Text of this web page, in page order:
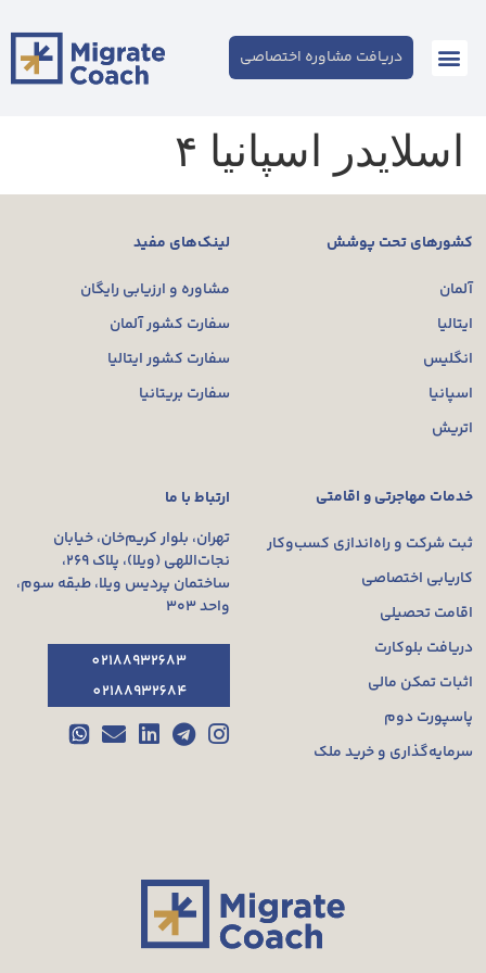
دریافت مشاوره اختصاصی
اسلایدر اسپانیا ۴
کشورهای تحت پوشش
آلمان
ایتالیا
انگلیس
اسپانیا
اتریش
لینک‌های مفید
مشاوره و ارزیابی رایگان
سفارت کشور آلمان
سفارت کشور ایتالیا
سفارت بریتانیا
خدمات مهاجرتی و اقامتی
ثبت شرکت و راه‌اندازی کسب‌وکار
کاریابی اختصاصی
اقامت تحصیلی
دریافت بلوکارت
اثبات تمکن مالی
پاسپورت دوم
سرمایه‌گذاری و خرید ملک
ارتباط با ما
تهران، بلوار کریم‌خان، خیابان
نجات‌اللهی (ویلا)، پلاک ۲۶۹،
ساختمان پردیس ویلا، طبقه سوم،
واحد ۳۰۳
02188932683
02188932684